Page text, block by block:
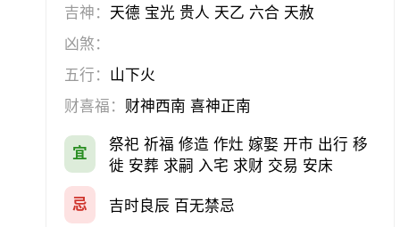
吉神： 天德 宝光 贵人 天乙 六合 天赦
凶煞：
五行： 山下火
财喜福： 财神西南 喜神正南
宜
祭祀 祈福 修造 作灶 嫁娶 开市 出行 移
徙 安葬 求嗣 入宅 求财 交易 安床
忌 吉时良辰 百无禁忌